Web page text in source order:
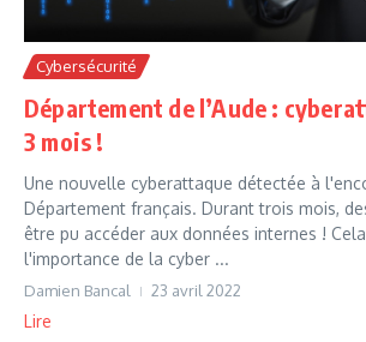
Cybersécurité
Département de l’Aude :
3 mois !
Une nouvelle cyberattaque détectée à
Département français. Durant trois mois,
être pu accéder aux données internes !
l'importance de la cyber ...
Damien Bancal 23 avril 2022
Lire